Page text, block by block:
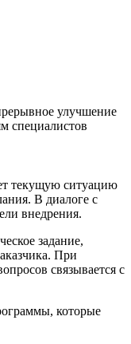
улучшение
специалистов
текущую ситуацию
В диалоге с
внедрения.
задание,
При
связывается с
которые